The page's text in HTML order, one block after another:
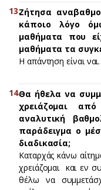
Ζήτησα
κάποιο λόγο
μαθήματα που
μαθήματα τα
H απάντηση είναι ναι.
Θα ήθελα να
χρειάζομαι
αναλυτική
παράδειγμα ο
διαδικασία;
Καταρχάς κάνω
χρειάζομαι και εν
θέλω να